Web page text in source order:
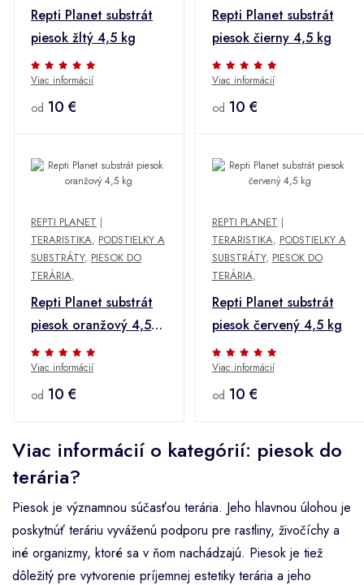
Repti Planet substrát
piesok žltý 4,5 kg
Viac informácií
od 10 €
Repti Planet substrát
piesok čierny 4,5 kg
Viac informácií
od 10 €
REPTI PLANET |
TERARISTIKA, PODSTIELKY A
SUBSTRÁTY, PIESOK DO
TERÁRIA,
Repti Planet substrát
piesok oranžový 4,5
kg
Viac informácií
od 10 €
REPTI PLANET |
TERARISTIKA, PODSTIELKY A
SUBSTRÁTY, PIESOK DO
TERÁRIA,
Repti Planet substrát
piesok červený 4,5 kg
Viac informácií
od 10 €
Viac informácií o kategórií: piesok do
terária?
Piesok je významnou súčasťou terária. Jeho hlavnou úlohou je
poskytnúť teráriu vyváženú podporu pre rastliny, živočíchy a
iné organizmy, ktoré sa v ňom nachádzajú. Piesok je tiež
dôležitý pre vytvorenie príjemnej estetiky terária a jeho